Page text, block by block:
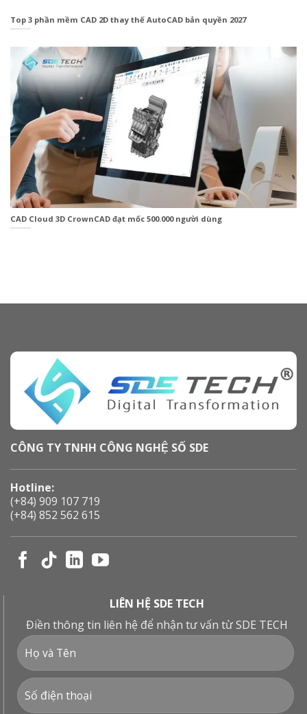
Top 3 phần mềm CAD 2D thay thế AutoCAD bản quyền 2027
CAD Cloud 3D CrownCAD đạt mốc 500.000 người dùng
CÔNG TY TNHH CÔNG NGHỆ SỐ SDE
Hotline:
(+84) 909 107 719
(+84) 852 562 615
LIÊN HỆ SDE TECH
Điền thông tin liên hệ để nhận tư vấn từ SDE TECH